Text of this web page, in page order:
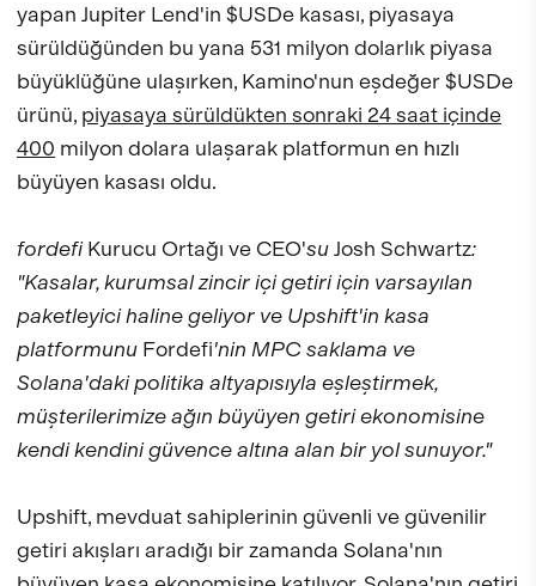
yapan Jupiter Lend'in $USDe kasası, piyasaya
sürüldüğünden bu yana 531 milyon dolarlık piyasa
büyüklüğüne ulaşırken, Kamino'nun eşdeğer $USDe
ürünü, piyasaya sürüldükten sonraki 24 saat içinde
400 milyon dolara ulaşarak platformun en hızlı
büyüyen kasası oldu.
fordefiKurucu Ortağı ve CEO'suJosh Schwartz:
"Kasalar, kurumsal zincir içi getiri için varsayılan
paketleyici haline geliyor ve Upshift'in kasa
platformunu Fordefi'nin MPC saklama ve
Solana'daki politika altyapısıyla eşleştirmek,
müşterilerimize ağın büyüyen getiri ekonomisine
kendi kendini güvence altına alan bir yol sunuyor."
Upshift, mevduat sahiplerinin güvenli ve güvenilir
getiri akışları aradığı bir zamanda Solana'nın